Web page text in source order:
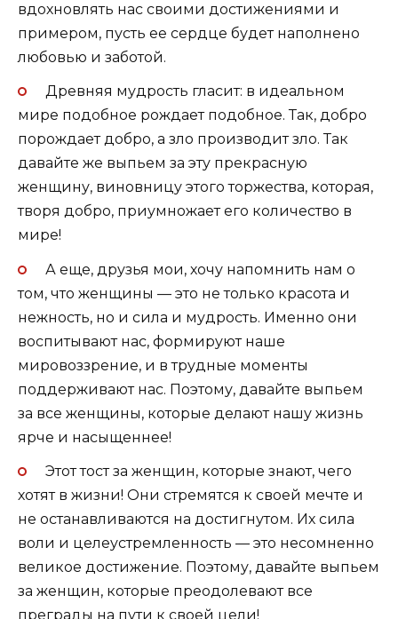
вдохновлять нас своими достижениями и
примером, пусть ее сердце будет наполнено
любовью и заботой.
Древняя мудрость гласит: в идеальном
мире подобное рождает подобное. Так, добро
порождает добро, а зло производит зло. Так
давайте же выпьем за эту прекрасную
женщину, виновницу этого торжества, которая,
творя добро, приумножает его количество в
мире!
А еще, друзья мои, хочу напомнить нам о
том, что женщины — это не только красота и
нежность, но и сила и мудрость. Именно они
воспитывают нас, формируют наше
мировоззрение, и в трудные моменты
поддерживают нас. Поэтому, давайте выпьем
за все женщины, которые делают нашу жизнь
ярче и насыщеннее!
Этот тост за женщин, которые знают, чего
хотят в жизни! Они стремятся к своей мечте и
не останавливаются на достигнутом. Их сила
воли и целеустремленность — это несомненно
великое достижение. Поэтому, давайте выпьем
за женщин, которые преодолевают все
преграды на пути к своей цели!